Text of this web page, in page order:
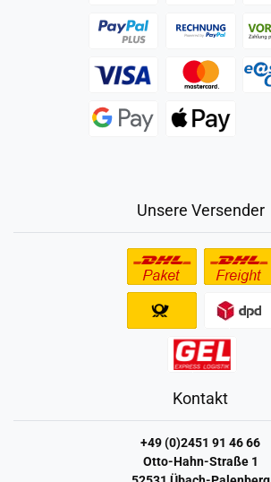
Unsere Versender
Kontakt
+49 (0)2451 91 46 66
Otto-Hahn-Straße 1